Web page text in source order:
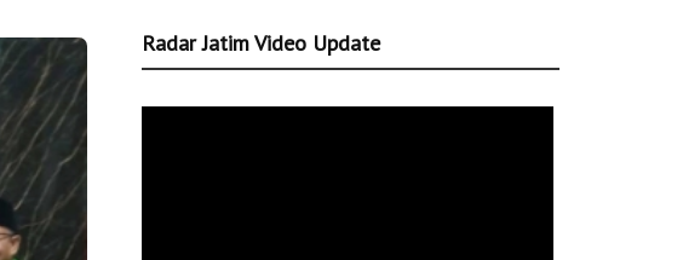
Radar Jatim Video Update